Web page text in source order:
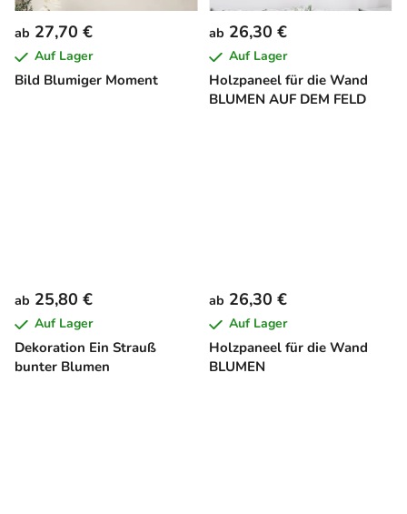
Bild Blumiger Moment
ab 27,70 €
Auf Lager
Holzpaneel für die Wand
BLUMEN AUF DEM FELD
ab 26,30 €
Auf Lager
Dekoration Ein Strauß
bunter Blumen
ab 25,80 €
Auf Lager
Holzpaneel für die Wand
BLUMEN
ab 26,30 €
Auf Lager